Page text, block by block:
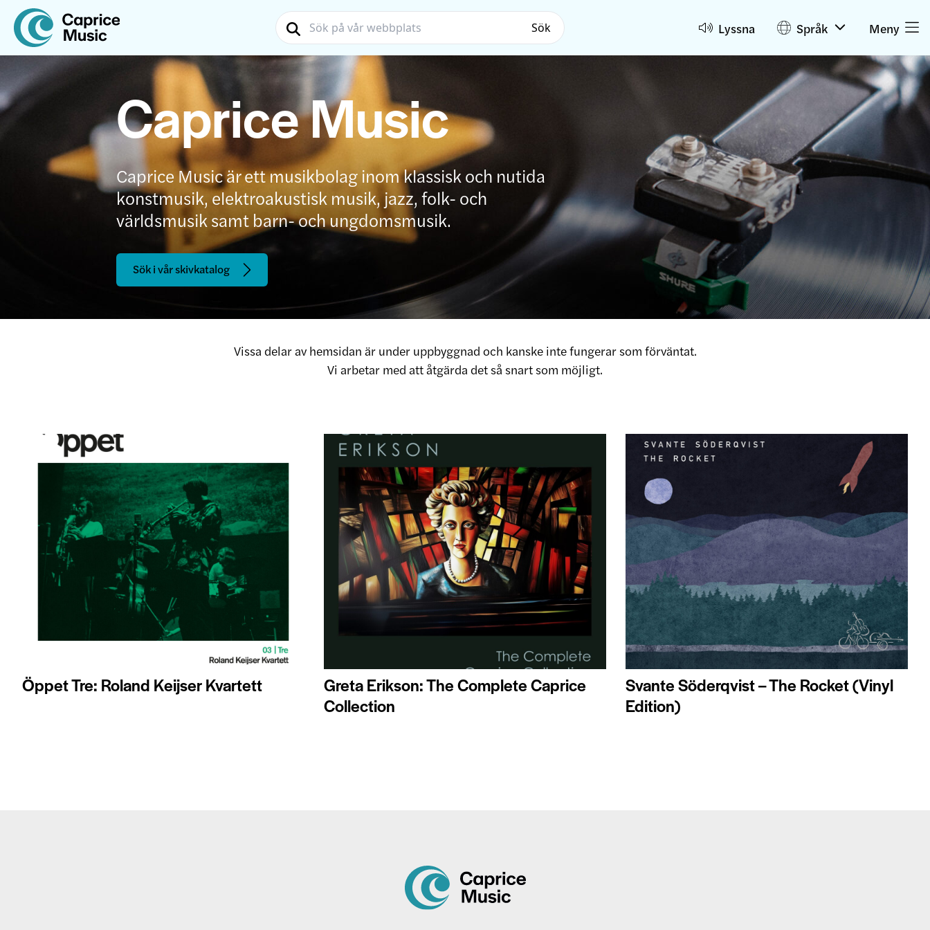
Sök Lyssna Språk Meny
Caprice Music
Caprice Music är ett musikbolag inom klassisk och nutida
konstmusik, elektroakustisk musik, jazz, folk- och
världsmusik samt barn- och ungdomsmusik.
Sök i vår skivkatalog
Vissa delar av hemsidan är under uppbyggnad och kanske inte fungerar som förväntat.
Vi arbetar med att åtgärda det så snart som möjligt.
Öppet Tre: Roland Keijser Kvartett
Greta Erikson: The Complete Caprice
Collection
Svante Söderqvist – The Rocket (Vinyl
Edition)